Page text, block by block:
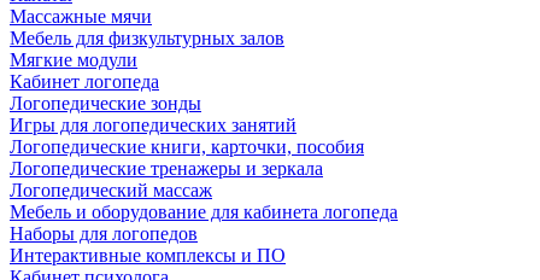
Массажные мячи
Мебель для физкультурных залов
Мягкие модули
Кабинет логопеда
Логопедические зонды
Игры для логопедических занятий
Логопедические книги, карточки, пособия
Логопедические тренажеры и зеркала
Логопедический массаж
Мебель и оборудование для кабинета логопеда
Наборы для логопедов
Интерактивные комплексы и ПО